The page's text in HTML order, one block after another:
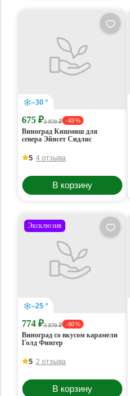
–30 °
675 ₽3 970 ₽ - 83 %
Виноград Кишмиш для
севера Эйнсет Сидлис
5 4 отзыва
В корзину
Эксклюзив
–25 °
774 ₽3 870 ₽ - 80 %
Виноград со вкусом карамели
Голд Фингер
5 2 отзыва
В корзину